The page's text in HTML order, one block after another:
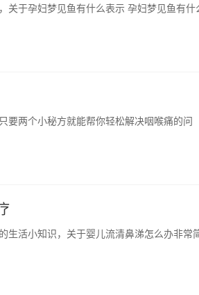
关于孕妇梦见鱼有什么表示 孕妇梦见鱼有什
要两个小秘方就能帮你轻松解决咽喉痛的问
生活小知识，关于婴儿流清鼻涕怎么办非常